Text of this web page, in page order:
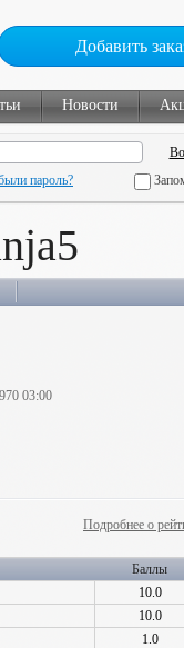
Добавить
Новости
пароль?
03:00
Подробнее о
Баллы
10.0
10.0
1.0